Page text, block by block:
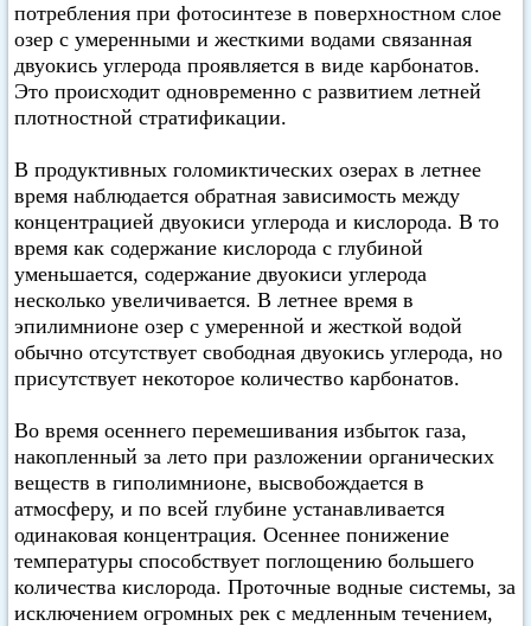
потребления при фотосинтезе в поверхностном слое
озер с умеренными и жесткими водами связанная
двуокись углерода проявляется в виде карбонатов.
Это происходит одновременно с развитием летней
плотностной стратификации.
В продуктивных голомиктических озерах в летнее
время наблюдается обратная зависимость между
концентрацией двуокиси углерода и кислорода. В то
время как содержание кислорода с глубиной
уменьшается, содержание двуокиси углерода
несколько увеличивается. В летнее время в
эпилимнионе озер с умеренной и жесткой водой
обычно отсутствует свободная двуокись углерода, но
присутствует некоторое количество карбонатов.
Во время осеннего перемешивания избыток газа,
накопленный за лето при разложении органических
веществ в гиполимнионе, высвобождается в
атмосферу, и по всей глубине устанавливается
одинаковая концентрация. Осеннее понижение
температуры способствует поглощению большего
количества кислорода. Проточные водные системы, за
исключением огромных рек с медленным течением,